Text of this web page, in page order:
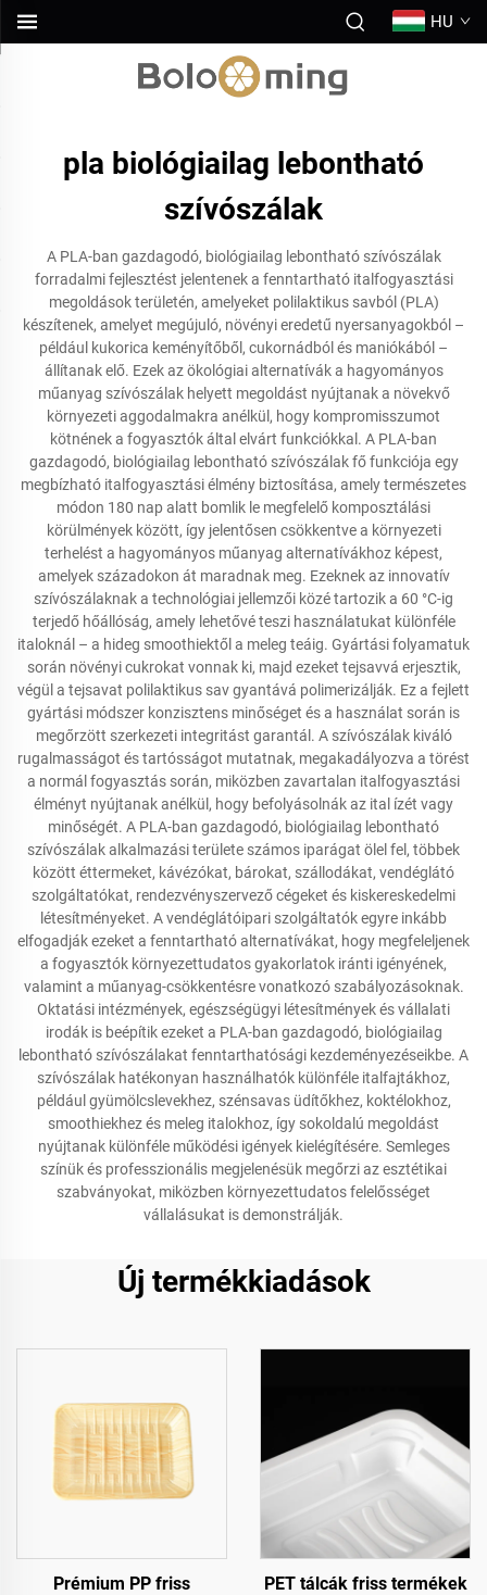
HU
pla biológiailag lebontható
szívószálak
A PLA-ban gazdagodó, biológiailag lebontható szívószálak
forradalmi fejlesztést jelentenek a fenntartható italfogyasztási
megoldások területén, amelyeket polilaktikus savból (PLA)
készítenek, amelyet megújuló, növényi eredetű nyersanyagokból –
például kukorica keményítőből, cukornádból és maniókából –
állítanak elő. Ezek az ökológiai alternatívák a hagyományos
műanyag szívószálak helyett megoldást nyújtanak a növekvő
környezeti aggodalmakra anélkül, hogy kompromisszumot
kötnének a fogyasztók által elvárt funkciókkal. A PLA-ban
gazdagodó, biológiailag lebontható szívószálak fő funkciója egy
megbízható italfogyasztási élmény biztosítása, amely természetes
módon 180 nap alatt bomlik le megfelelő komposztálási
körülmények között, így jelentősen csökkentve a környezeti
terhelést a hagyományos műanyag alternatívákhoz képest,
amelyek századokon át maradnak meg. Ezeknek az innovatív
szívószálaknak a technológiai jellemzői közé tartozik a 60 °C-ig
terjedő hőállóság, amely lehetővé teszi használatukat különféle
italoknál – a hideg smoothiektől a meleg teáig. Gyártási folyamatuk
során növényi cukrokat vonnak ki, majd ezeket tejsavvá erjesztik,
végül a tejsavat polilaktikus sav gyantává polimerizálják. Ez a fejlett
gyártási módszer konzisztens minőséget és a használat során is
megőrzött szerkezeti integritást garantál. A szívószálak kiváló
rugalmasságot és tartósságot mutatnak, megakadályozva a törést
a normál fogyasztás során, miközben zavartalan italfogyasztási
élményt nyújtanak anélkül, hogy befolyásolnák az ital ízét vagy
minőségét. A PLA-ban gazdagodó, biológiailag lebontható
szívószálak alkalmazási területe számos iparágat ölel fel, többek
között éttermeket, kávézókat, bárokat, szállodákat, vendéglátó
szolgáltatókat, rendezvényszervező cégeket és kiskereskedelmi
létesítményeket. A vendéglátóipari szolgáltatók egyre inkább
elfogadják ezeket a fenntartható alternatívákat, hogy megfeleljenek
a fogyasztók környezettudatos gyakorlatok iránti igényének,
valamint a műanyag-csökkentésre vonatkozó szabályozásoknak.
Oktatási intézmények, egészségügyi létesítmények és vállalati
irodák is beépítik ezeket a PLA-ban gazdagodó, biológiailag
lebontható szívószálakat fenntarthatósági kezdeményezéseikbe. A
szívószálak hatékonyan használhatók különféle italfajtákhoz,
például gyümölcslevekhez, szénsavas üdítőkhez, koktélokhoz,
smoothiekhez és meleg italokhoz, így sokoldalú megoldást
nyújtanak különféle működési igények kielégítésére. Semleges
színük és professzionális megjelenésük megőrzi az esztétikai
szabványokat, miközben környezettudatos felelősséget
vállalásukat is demonstrálják.
Új termékkiadások
Prémium PP friss
PET tálcák friss termékek